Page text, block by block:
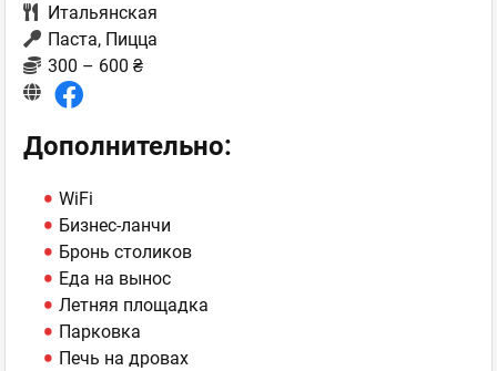
Итальянская
Паста, Пицца
300 – 600 ₴
Дополнительно:
WiFi
Бизнес-ланчи
Бронь столиков
Еда на вынос
Летняя площадка
Парковка
Печь на дровах